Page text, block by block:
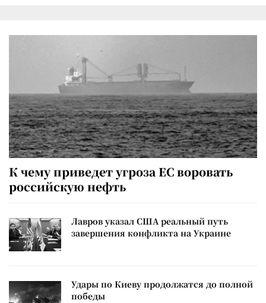
К чему приведет угроза ЕС воровать
российскую нефть
Лавров указал США реальный путь
завершения конфликта на Украине
Удары по Киеву продолжатся до полной
победы